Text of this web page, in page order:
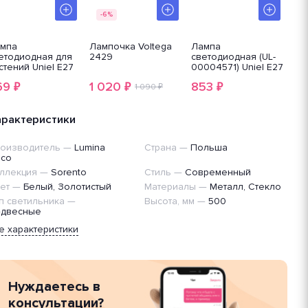
для
Uniel E27
B82-
₽
-6%
Лампочка Voltega
2429
1 020 ₽ 1 090 ₽
Лампа
светодиодная (UL-
00004571) Uniel E27
LED-U165-
853 ₽
— Lumina
Страна — Польша
— Sorento Стиль — Современный
— Белый, Золотистый Материалы — Металл, Стекло
светильника —
Высота, мм — 500
характеристики
Нуждаетесь в
консультации?